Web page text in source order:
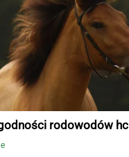
rodowodów hc